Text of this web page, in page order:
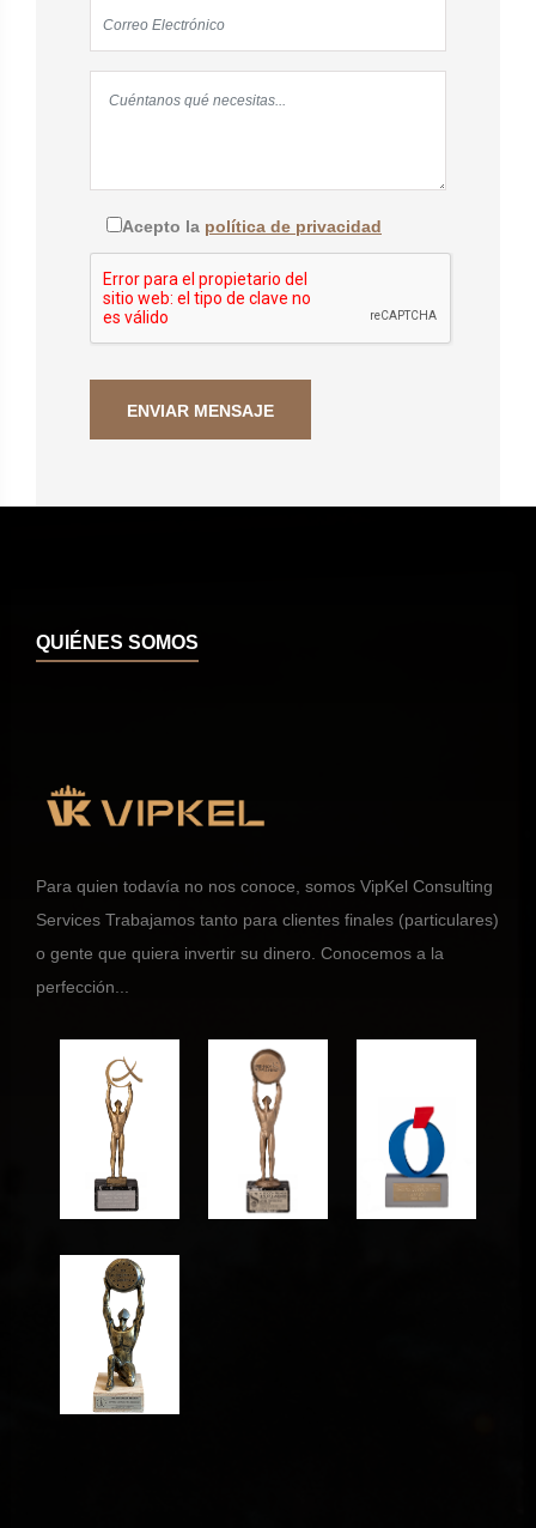
Acepto la política de privacidad
QUIÉNES SOMOS
Para quien todavía no nos conoce, somos VipKel Consulting
Services Trabajamos tanto para clientes finales (particulares)
o gente que quiera invertir su dinero. Conocemos a la
perfección...